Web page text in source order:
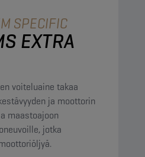
SPECIFIC
EXTRA
voiteluaine takaa
ja moottorin
maastoajoon
jotka